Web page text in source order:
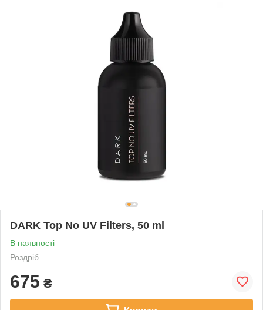
DARK Top No UV Filters, 50 ml
В наявності
Роздріб
675 ₴